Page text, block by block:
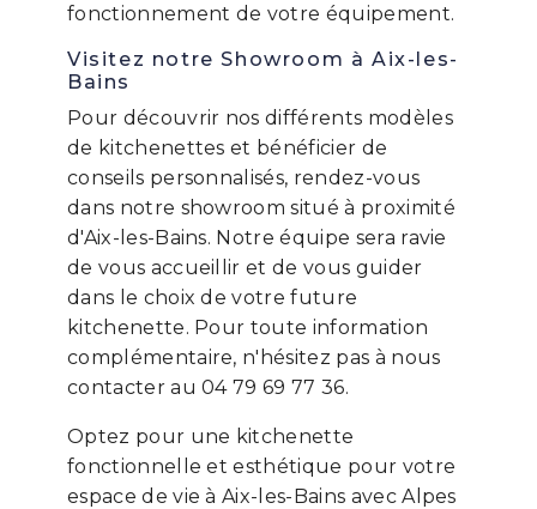
fonctionnement de votre équipement.
Visitez notre Showroom à Aix-les-
Bains
Pour découvrir nos différents modèles
de kitchenettes et bénéficier de
conseils personnalisés, rendez-vous
dans notre showroom situé à proximité
d'Aix-les-Bains. Notre équipe sera ravie
de vous accueillir et de vous guider
dans le choix de votre future
kitchenette. Pour toute information
complémentaire, n'hésitez pas à nous
contacter au 04 79 69 77 36.
Optez pour une kitchenette
fonctionnelle et esthétique pour votre
espace de vie à Aix-les-Bains avec Alpes